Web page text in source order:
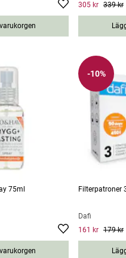
Previous price:95 kr
Current price
339
305 kr 339 kr
75ml
Previous price: 135 kr
-10%
Filterpatroner
Dafi
Current price
179
161 kr 179 kr